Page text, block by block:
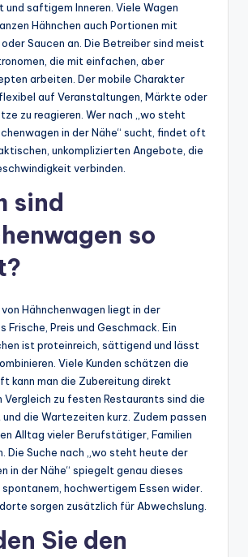
und saftigem Inneren. Viele Wagen
Hähnchen auch Portionen mit
Saucen an. Die Betreiber sind meist
die mit einfachen, aber
arbeiten. Der mobile Charakter
auf Veranstaltungen, Märkte oder
zu reagieren. Wer nach „wo steht
in der Nähe“ sucht, findet oft
unkomplizierten Angebote, die
verbinden.
sind
so
Hähnchenwagen liegt in der
Frische, Preis und Geschmack. Ein
ist proteinreich, sättigend und lässt
Viele Kunden schätzen die
kann man die Zubereitung direkt
Vergleich zu festen Restaurants sind die
die Wartezeiten kurz. Zudem passen
Alltag vieler Berufstätiger, Familien
Die Suche nach „wo steht heute der
in der Nähe“ spiegelt genau dieses
hochwertigem Essen wider.
sorgen zusätzlich für Abwechslung.
Sie den